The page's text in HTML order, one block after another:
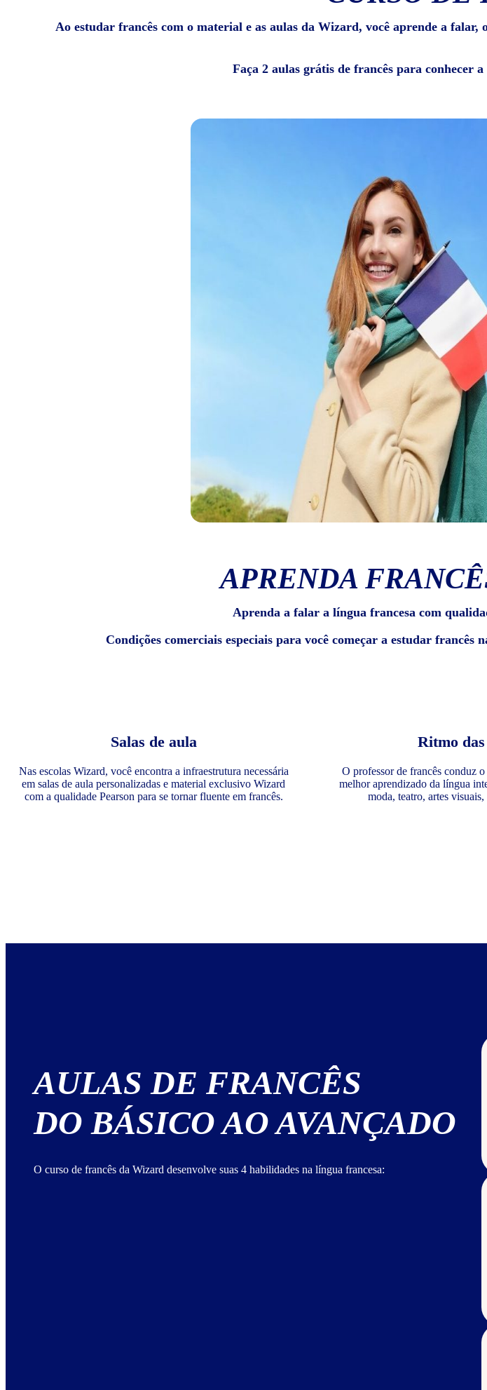
Ao estudar francês com o material e as aulas da Wizard, você aprende a
Faça 2 aulas grátis de francês para conhecer
APRENDA
Aprenda a falar a língua francesa com
Condições comerciais especiais para você começar a estudar
Salas de aula
Nas escolas Wizard, você encontra a infraestrutura necessária
em salas de aula personalizadas e material exclusivo Wizard
com a qualidade Pearson para se tornar fluente em francês.
Ritmo
O professor de francês conduz
melhor aprendizado da língua
moda, teatro, artes
AULAS DE FRANCÊS
DO BÁSICO AO AVANÇADO
O curso de francês da Wizard desenvolve suas 4 habilidades na língua francesa: